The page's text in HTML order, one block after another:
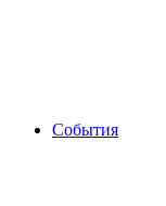
События